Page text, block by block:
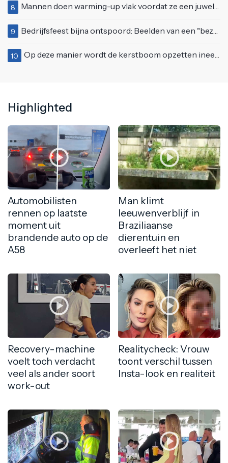
8 Mannen doen warming-up vlak voordat ze een juwelierszaak in Rhenen overvallen
9 Bedrijfsfeest bijna ontspoord: Beelden van een "bezopen Tino Martin" gaan viraal
10 Op deze manier wordt de kerstboom opzetten ineens een stuk leuker
Highlighted
Automobilisten
rennen op laatste
moment uit
brandende auto op de
A58
Man klimt
leeuwenverblijf in
Braziliaanse
dierentuin en
overleeft het niet
Recovery-machine
voelt toch verdacht
veel als ander soort
work-out
Realitycheck: Vrouw
toont verschil tussen
Insta-look en realiteit